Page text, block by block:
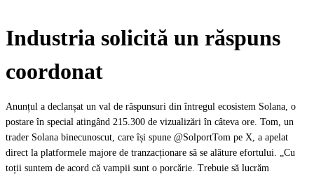
Industria solicită un răspuns
coordonat
Anunțul a declanșat un val de răspunsuri din întregul ecosistem Solana, o
postare în special atingând 215.300 de vizualizări în câteva ore. Tom, un
trader Solana binecunoscut, care își spune @SolportTom pe X, a apelat
direct la platformele majore de tranzacționare să se alăture efortului. „Cu
toții suntem de acord că vampii sunt o porcărie. Trebuie să lucrăm